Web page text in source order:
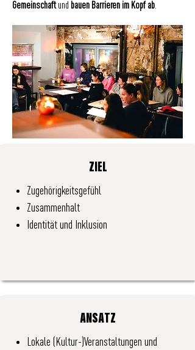
Gemeinschaftund bauen Barrieren im Kopf ab.
ZIEL
Zugehörigkeitsgefühl
Zusammenhalt
Identität und Inklusion
ANSATZ
Lokale (Kultur-)Veranstaltungen und